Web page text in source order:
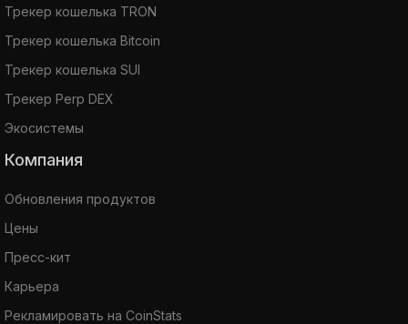
Трекер кошелька TRON
Трекер кошелька Bitcoin
Трекер кошелька SUI
Трекер Perp DEX
Экосистемы
Компания
Обновления продуктов
Цены
Пресс-кит
Карьера
Рекламировать на CoinStats